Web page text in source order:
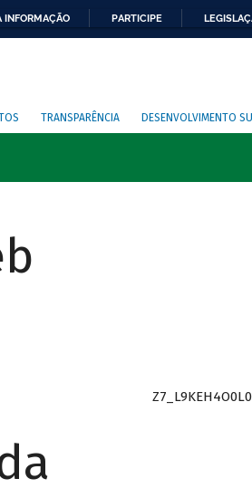
INFORMAÇÃO PARTICIPE
TRANSPARÊNCIA DESENVOLVIMENTO